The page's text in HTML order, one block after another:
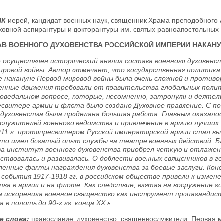
иерей, кандидат военных наук, священник Храма преподобного
аспирантуры и докторантуры им. святых
ВОЕННОГО ДУХОВЕНСТВА РОССИЙСКОЙ ИМПЕРИИ
исторический анализ состава военного
войны. Автор отмечает, что государственная политика
накануне Первой мировой войны была очень сложной и
движения требовали от правительства глобальных
вопросе, которые, несомненно, затронули и
армии и флота было создано Духовное правление. С
была проделана большая работа. Главным
военного ведомства и привлечение в армию
г. протопресвитером Русской императорской армии стал
имел богатый опыт службы на театре военных действий.
институт военного духовенства приобрел четкую и
и развивалась. О доблести военных священников в
факты награждения духовенства за боевые заслуги.
1917-1918 гг. в российском обществе привели к
в армии и на флоте. Как следствие, взятая на вооружение
военное священство как инструмент
в полоть до 90-х гг. конца ХХ в.
слова: православие, духовенство, священнослужители, Первая